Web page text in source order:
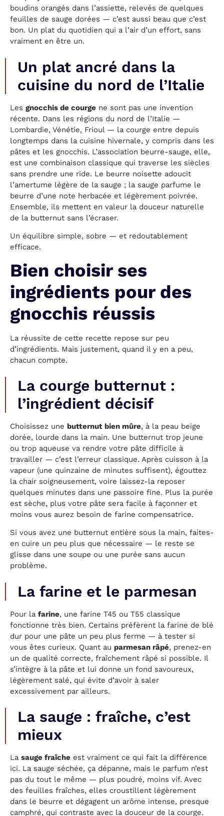
boudins orangés dans l’assiette, relevés de quelques
feuilles de sauge dorées — c’est aussi beau que c’est
bon. Un plat du quotidien qui a l’air d’un effort, sans
vraiment en être un.
Un plat ancré dans la
cuisine du nord de l’Italie
Les gnocchis de courge ne sont pas une invention
récente. Dans les régions du nord de l’Italie —
Lombardie, Vénétie, Frioul — la courge entre depuis
longtemps dans la cuisine hivernale, y compris dans les
pâtes et les gnocchis. L’association beurre-sauge, elle,
est une combinaison classique qui traverse les siècles
sans prendre une ride. Le beurre noisette adoucit
l’amertume légère de la sauge ; la sauge parfume le
beurre d’une note herbacée et légèrement poivrée.
Ensemble, ils mettent en valeur la douceur naturelle
de la butternut sans l’écraser.
Un équilibre simple, sobre — et redoutablement
efficace.
Bien choisir ses
ingrédients pour des
gnocchis réussis
La réussite de cette recette repose sur peu
d’ingrédients. Mais justement, quand il y en a peu,
chacun compte.
La courge butternut :
l’ingrédient décisif
Choisissez une butternut bien mûre, à la peau beige
dorée, lourde dans la main. Une butternut trop jeune
ou trop aqueuse va rendre votre pâte difficile à
travailler — c’est l’erreur classique. Après cuisson à la
vapeur (une quinzaine de minutes suffisent), égouttez
la chair soigneusement, voire laissez-la reposer
quelques minutes dans une passoire fine. Plus la purée
est sèche, plus votre pâte sera facile à façonner et
moins vous aurez besoin de farine compensatrice.
Si vous avez une butternut entière sous la main, faites-
en cuire un peu plus que nécessaire — le reste se
glisse dans une soupe ou une purée sans aucun
problème.
La farine et le parmesan
Pour la farine, une farine T45 ou T55 classique
fonctionne très bien. Certains préfèrent la farine de blé
dur pour une pâte un peu plus ferme — à tester si
vous êtes curieux. Quant au parmesan râpé, prenez-en
un de qualité correcte, fraîchement râpé si possible. Il
s’intègre à la pâte et lui donne un fond savoureux,
légèrement salé, qui évite d’avoir à saler
excessivement par ailleurs.
La sauge : fraîche, c’est
mieux
La sauge fraîche est vraiment ce qui fait la différence
ici. La sauge séchée, ça dépanne, mais le parfum n’est
pas du tout le même — plus poudré, moins vif. Avec
des feuilles fraîches, elles croustillent légèrement
dans le beurre et dégagent un arôme intense, presque
camphré, qui contraste avec la douceur de la courge.